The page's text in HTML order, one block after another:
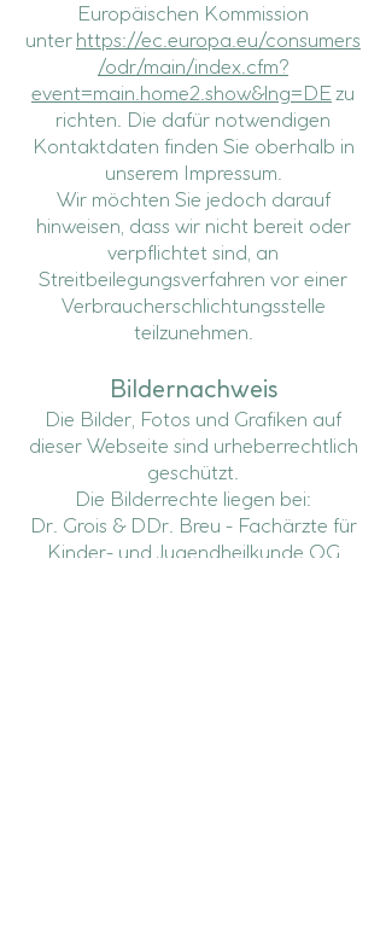
Europäischen Kommission
unter https://ec.europa.eu/consumers
/odr/main/index.cfm?
event=main.home2.show&lng=DEzu
richten. Die dafür notwendigen
Kontaktdaten finden Sie oberhalb in
unserem Impressum.
Wir möchten Sie jedoch darauf
hinweisen, dass wir nicht bereit oder
verpflichtet sind, an
Streitbeilegungsverfahren vor einer
Verbraucherschlichtungsstelle
teilzunehmen.
Bildernachweis
Die Bilder, Fotos und Grafiken auf
dieser Webseite sind urheberrechtlich
geschützt.
Die Bilderrechte liegen bei:
Dr. Grois & DDr. Breu - Fachärzte für
Kinder- und Jugendheilkunde OG